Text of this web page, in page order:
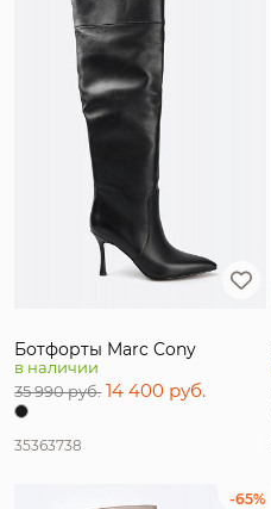
Ботфорты Marc Cony
в наличии
35 990 руб. 14 400 руб.
35363738
-65%